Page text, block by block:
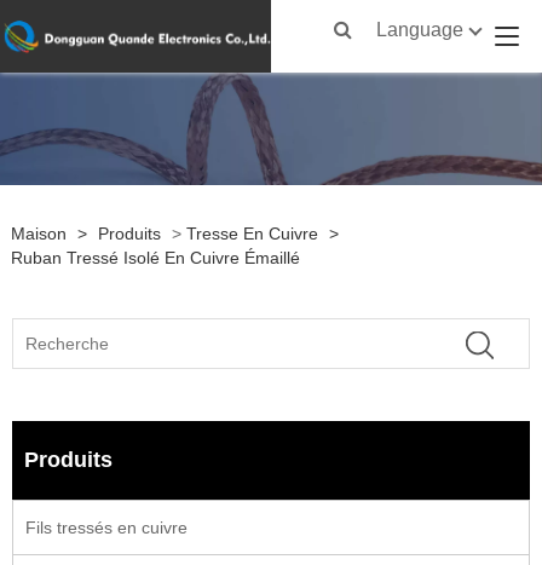
Language
Maison > Produits > Tresse En Cuivre >
Ruban Tressé Isolé En Cuivre Émaillé
Produits
Fils tressés en cuivre